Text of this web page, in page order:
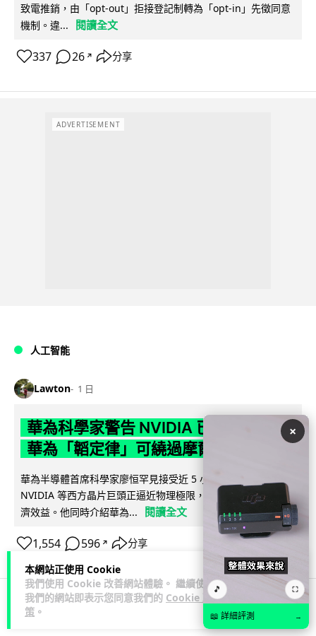
本網站正使用 Cookie
我們使用 Cookie 改善網站體驗。 繼續使用
我們的網站即表示您同意我們的 Cookie 政
策 。
致電推銷，由「opt-out」拒接登記制轉為「opt-in」先徵同意
機制。違...
閱讀全文
337 26 ↗ 分享
ADVERTISEMENT
人工智能
Lawton 1 日
華為科學家警告 NVIDIA 已近物理極限
華為「韜定律」可繞過摩爾定律瓶頸
華為半導體首席科學家廖恒罕見接受近 5 小時專訪，警告
NVIDIA 等西方晶片巨頭正逼近物理極限，傳統製程升級已失經
濟效益。他同時介紹華為...
閱讀全文
1,554 596 ↗ 分享
科技娛樂
×
🎵 ⛶
📖 詳細評測 →